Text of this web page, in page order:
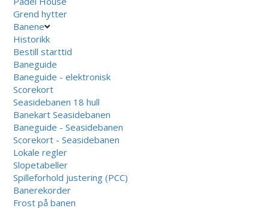
Grend hytter
Banene
Historikk
Bestill starttid
Baneguide
Baneguide - elektronisk
Scorekort
Seasidebanen 18 hull
Banekart Seasidebanen
Baneguide - Seasidebanen
Scorekort - Seasidebanen
Lokale regler
Slopetabeller
Spilleforhold justering (PCC)
Banerekorder
Frost på banen